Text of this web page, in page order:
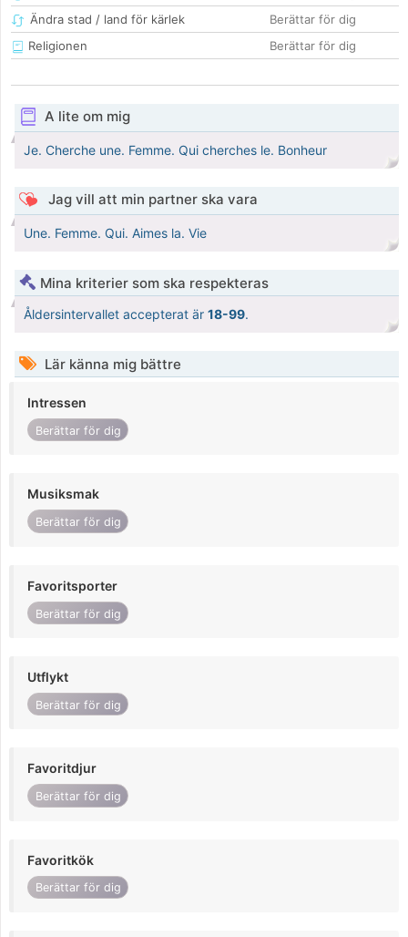
Ändra stad / land för kärlek
Berättar för dig
Religionen
Berättar för dig
A lite om mig
Je. Cherche une. Femme. Qui cherches le. Bonheur
Jag vill att min partner ska vara
Une. Femme. Qui. Aimes la. Vie
Mina kriterier som ska respekteras
Åldersintervallet accepterat är 18-99.
Lär känna mig bättre
Intressen
Berättar för dig
Musiksmak
Berättar för dig
Favoritsporter
Berättar för dig
Utflykt
Berättar för dig
Favoritdjur
Berättar för dig
Favoritkök
Berättar för dig